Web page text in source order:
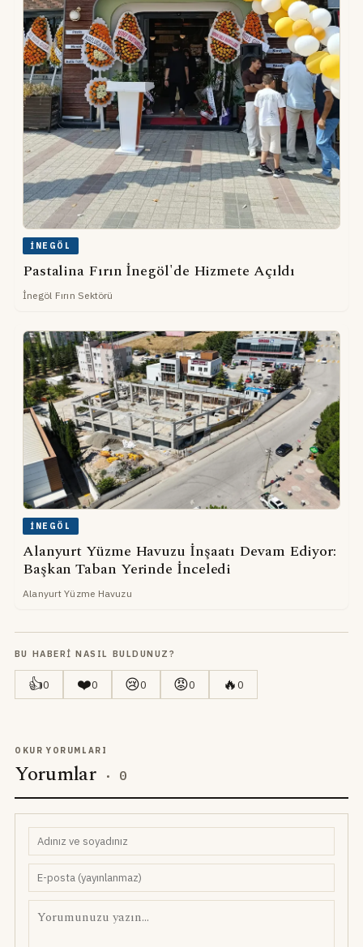
İNEGÖL
Pastalina Fırın İnegöl'de Hizmete Açıldı
İnegöl Fırın Sektörü
İNEGÖL
Alanyurt Yüzme Havuzu İnşaatı Devam Ediyor:
Başkan Taban Yerinde İnceledi
Alanyurt Yüzme Havuzu
BU HABERI NASIL BULDUNUZ?
👍0 ❤️0 😢0 😡0 🔥0
OKUR YORUMLARI
Yorumlar · 0